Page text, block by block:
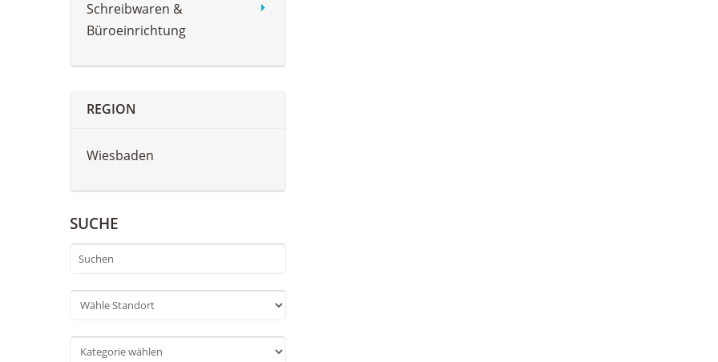
Schreibwaren &
Büroeinrichtung
REGION
Wiesbaden
SUCHE